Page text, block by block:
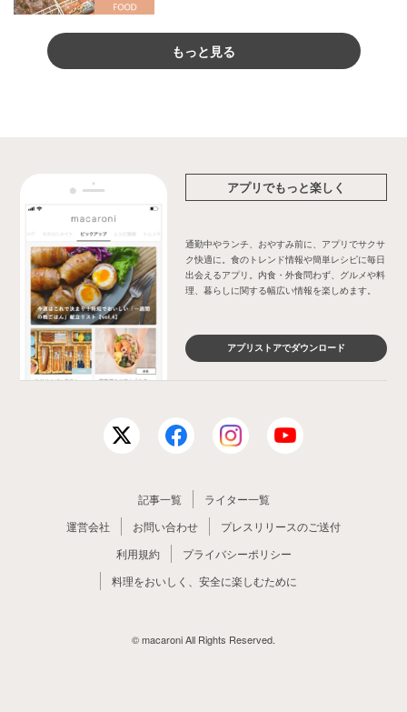
もっと見る
アプリでもっと楽しく
通勤中やランチ、おやすみ前に、アプリでサクサ
ク快適に。食のトレンド情報や簡単レシピに毎日
出会えるアプリ。内食・外食問わず、グルメや料
理、暮らしに関する幅広い情報を楽しめます。
アプリストアでダウンロード
記事一覧
ライター一覧
運営会社
お問い合わせ
プレスリリースのご送付
利用規約
プライバシーポリシー
料理をおいしく、安全に楽しむために
© macaroni All Rights Reserved.